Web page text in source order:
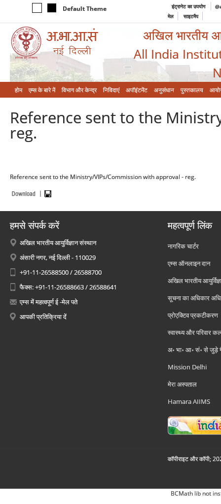
Default Theme इंट्रानेट का उपयोग
मेल
साइटमैप
अखिल भारतीय
All India
होम एम्‍स के बारे में विभाग और केन्‍द्र निविदाएं अपॉइंटमेंट अनुसंधान पुस्तकालय
Reference sent to the
reg.
Reference sent to the Ministry/VIPs/Commission with approval - reg.
हमसे संपर्क करें
अखिल भारतीय आयुर्विज्ञान संस्थान
अंसारी नगर, नई दिल्ली - 110029
+91-11-26588500 / 26588700
फैक्स: +91-11-26588663 / 26588641
एम्स में महत्वपूर्ण ई -मेल पते
आपकी प्रतिक्रिया दें
महत्वपूर्ण लिंक
नागरिक चार्टर
एम्स ऑनलाइन दान
अखिल भारतीय
सूचना का अधिकार
प्रोएक्टिव प्रकटीकरण
स्वास्थ्य और परिवार
अ॰ भा॰ आ॰ सं॰ से जुड़े
Mission Delhi
मेरा अस्पताल
Hamara AIIMS
कॉपीराइट और कॉपी;
BCMath lib not